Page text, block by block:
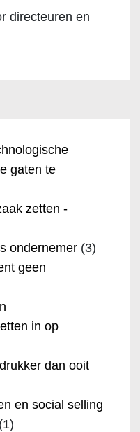
directeuren en
gaten te
zetten -
ondernemer (3)
geen
in op
dan ooit
en social selling
(1)